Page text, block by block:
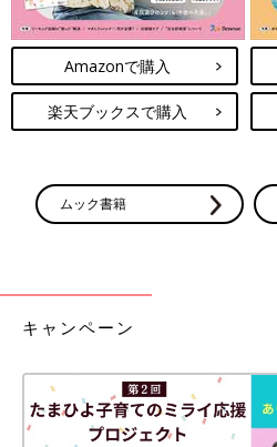
Amazonで購入
楽天ブックスで購入
ムック書籍
キャンペーン